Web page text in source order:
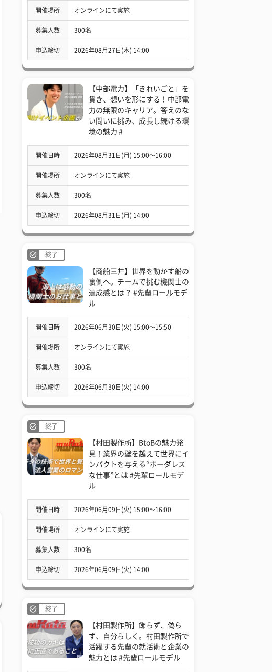
開催場所 オンラインにて実施
募集人数 300名
申込締切 2026年08月27日(木) 14:00
【中部電力】「きれいごと」を
貫き、想いを形にする！中部電
力の無限のキャリア。答えのな
い問いに挑み、成長し続ける環
境の魅力 #
開催日時 2026年08月31日(月) 15:00〜16:00
開催場所 オンラインにて実施
募集人数 300名
申込締切 2026年08月31日(月) 14:00
終了
【商船三井】世界を動かす船の
裏側へ。チームで挑む機関士の
達成感とは？ #先輩ロールモデ
ル
開催日時 2026年06月30日(火) 15:00〜15:50
開催場所 オンラインにて実施
募集人数 300名
申込締切 2026年06月30日(火) 14:00
終了
【村田製作所】BtoBの魅力発
見！業界の壁を越えて世界にイ
ンパクトを与える“ボーダレス
な仕事”とは #先輩ロールモデ
ル
開催日時 2026年06月09日(火) 15:00〜16:00
開催場所 オンラインにて実施
募集人数 300名
申込締切 2026年06月09日(火) 14:00
終了
【村田製作所】飾らず、偽ら
ず、自分らしく。村田製作所で
活躍する先輩の就活術と企業の
魅力とは #先輩ロールモデル